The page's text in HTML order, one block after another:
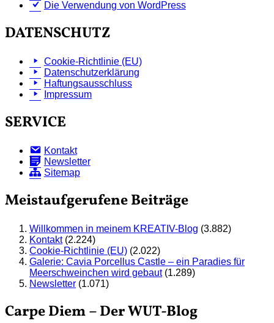
Die Verwendung von WordPress
DATENSCHUTZ
Cookie-Richtlinie (EU)
Datenschutzerklärung
Haftungsausschluss
Impressum
SERVICE
Kontakt
Newsletter
Sitemap
Meistaufgerufene Beiträge
Willkommen in meinem KREATIV-Blog (3.882)
Kontakt (2.224)
Cookie-Richtlinie (EU) (2.022)
Galerie: Cavia Porcellus Castle – ein Paradies für
Meerschweinchen wird gebaut (1.289)
Newsletter (1.071)
Carpe Diem – Der WUT-Blog